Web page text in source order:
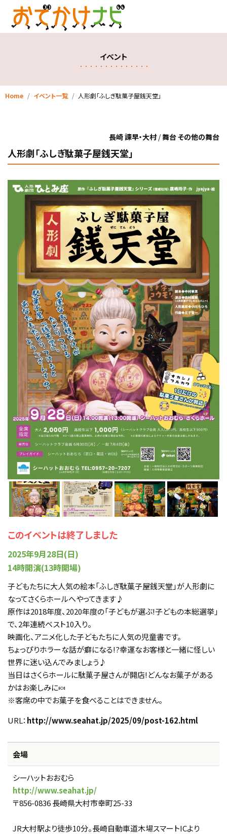
イベント
Home イベント一覧 人形劇「ふしぎ駄菓子屋銭天堂」
長崎 諫早・大村/舞台 その他の舞台
人形劇「ふしぎ駄菓子屋銭天堂」
このイベントは終了しました
2025年9月28日(日)
14時開演(13時開場)
子どもたちに大人気の絵本「ふしぎ駄菓子屋銭天堂」が人形劇に
なってさくらホールへやってきます♪
原作は2018年度、2020年度の「子どもが選ぶ!子どもの本総選挙」
で、2年連続ベスト10入り。
映画化、アニメ化した子どもたちに人気の児童書です。
ちょっぴりホラーな話が癖になる!?幸運なお客様と一緒に怪しい
世界に迷い込んでみましょう♪
当日はさくらホールに駄菓子屋さんが開店!どんなお菓子がある
かはお楽しみに🍬
※客席の中でお菓子を食べることはできません。
URL： http://www.seahat.jp/2025/09/post-162.html
会場
シーハットおおむら
http://www.seahat.jp/
〒856-0836 長崎県大村市幸町25-33
JR大村駅より徒歩10分。長崎自動車道木場スマートICより